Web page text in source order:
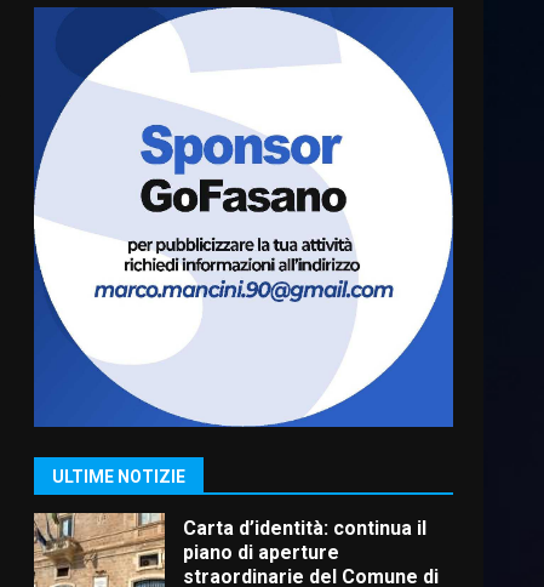
ULTIME NOTIZIE
5 6 Agosto 2026 06:15
escluso dal campionato
5 Agosto 2026 17:30
7
Truffatori in azione nelle
frazioni fasanesi
5 Agosto 2026 11:03
1
Fasanese ferito a colpi di
arma da fuoco
6 Agosto 2026 18:13
Carta d’identità: continua il
piano di aperture
straordinarie del Comune di